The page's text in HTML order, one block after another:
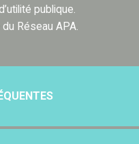
publique.
Réseau APA.